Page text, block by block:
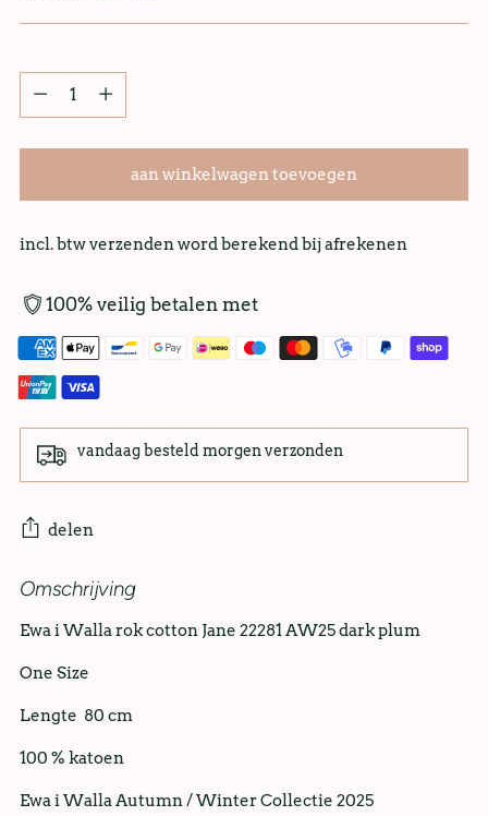
aan winkelwagen toevoegen
incl. btw verzenden word berekend bij afrekenen
100% veilig betalen met
vandaag besteld morgen verzonden
delen
Omschrijving
Ewa i Walla rok cotton Jane 22281 AW25 dark plum
One Size
Lengte 80 cm
100 % katoen
Ewa i Walla Autumn / Winter Collectie 2025